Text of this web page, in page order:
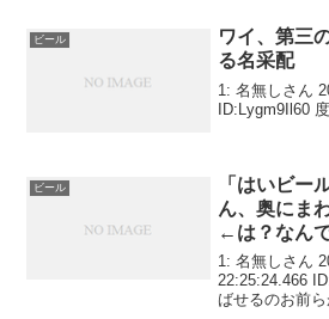
ビール
ワイ、第三
る名采配
1: 名無しさん
ID:Lygm9Il60
ビール
「はいビー
ん、奥にま
←は？なん
1: 名無しさん
22:25:24.466
ばせるのお前